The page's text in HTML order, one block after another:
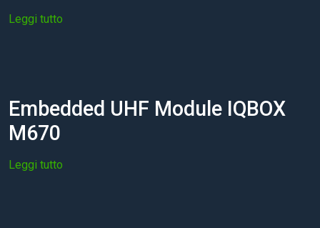
Leggi tutto
Embedded UHF Module IQBOX
M670
Leggi tutto